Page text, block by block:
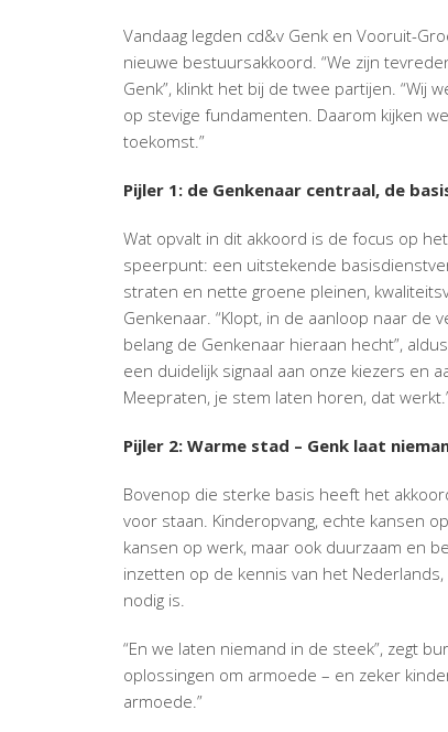
Vandaag legden cd&v Genk en Vooruit-
nieuwe bestuursakkoord. “We zijn
Genk”, klinkt het bij de twee partijen.
op stevige fundamenten. Daarom kijken
toekomst.”
Pijler 1: de Genkenaar centraal, de
Wat opvalt in dit akkoord is de focus op
speerpunt: een uitstekende
straten en nette groene pleinen,
Genkenaar. “Klopt, in de aanloop naar
belang de Genkenaar hieraan hecht”,
een duidelijk signaal aan onze kiezers en
Meepraten, je stem laten horen, dat
Pijler 2: Warme stad – Genk laat
Bovenop die sterke basis heeft het
voor staan. Kinderopvang, echte kansen
kansen op werk, maar ook duurzaam en
inzetten op de kennis van het
nodig is.
“En we laten niemand in de steek”, zegt
oplossingen om armoede – en zeker
armoede.”